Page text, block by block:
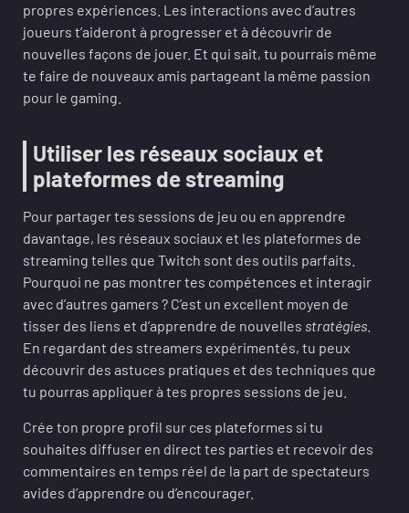
propres expériences. Les interactions avec d’autres
joueurs t’aideront à progresser et à découvrir de
nouvelles façons de jouer. Et qui sait, tu pourrais même
te faire de nouveaux amis partageant la même passion
pour le gaming.
Utiliser les réseaux sociaux et
plateformes de streaming
Pour partager tes sessions de jeu ou en apprendre
davantage, les réseaux sociaux et les plateformes de
streaming telles que Twitch sont des outils parfaits.
Pourquoi ne pas montrer tes compétences et interagir
avec d’autres gamers ? C’est un excellent moyen de
tisser des liens et d’apprendre de nouvelles stratégies
En regardant des streamers expérimentés, tu peux
découvrir des astuces pratiques et des techniques que
tu pourras appliquer à tes propres sessions de jeu.
Crée ton propre profil sur ces plateformes si tu
souhaites diffuser en direct tes parties et recevoir des
commentaires en temps réel de la part de spectateurs
avides d’apprendre ou d’encourager.